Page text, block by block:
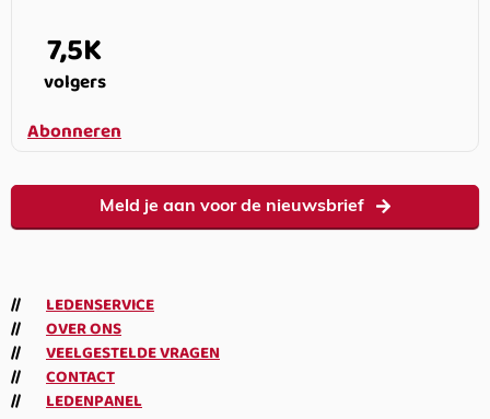
7,5K
volgers
Abonneren
Meld je aan voor de nieuwsbrief
LEDENSERVICE
OVER ONS
VEELGESTELDE VRAGEN
CONTACT
LEDENPANEL